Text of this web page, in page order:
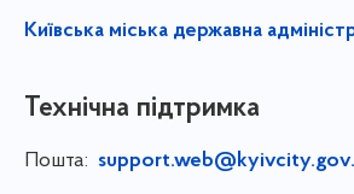
Київська міська державна
Технічна підтримка
Пошта: